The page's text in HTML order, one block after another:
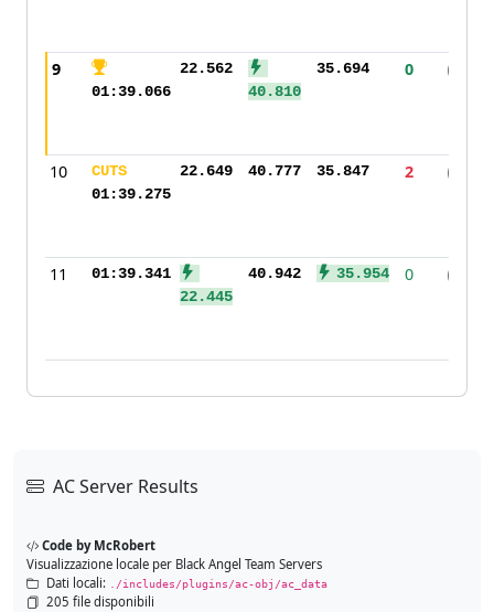
9
01:39.066
22.562
40.810
35.694 0
10
CUTS
01:39.275
22.649 40.777 35.847 2
11
01:39.341
22.445
40.942 35.954 0
AC Server Results
Code by McRobert
Visualizzazione locale per Black Angel Team Servers
Dati locali:
./includes/plugins/ac-obj/ac_data
205 file disponibili